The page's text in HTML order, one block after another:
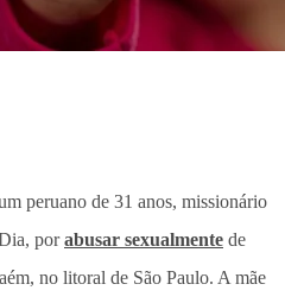
peruano de 31 anos, missionário
porabusar sexualmente de
no litoral de São Paulo. A mãe